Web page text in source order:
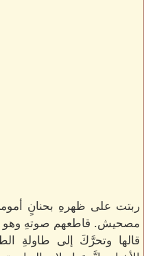
ربتت على ظهرهِ بحنانٍ
مصحيش. قاطعهم صوتهِ وهو
قالها وتحرَّكَ إلى طاولةِ